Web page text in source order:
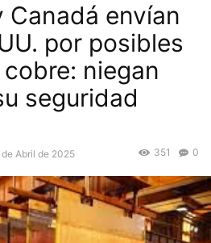
Canadá envían
por posibles
niegan
seguridad
de Abril de 2025 0
351